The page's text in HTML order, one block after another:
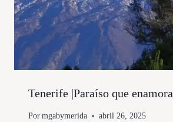
Tenerife |Paraíso que enamora
Por mgabymerida abril 26, 2025